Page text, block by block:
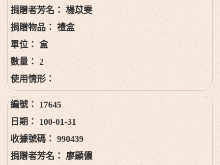
楊苡雯
禮盒
盒
2
17645
100-01-31
990439
廖顯儂